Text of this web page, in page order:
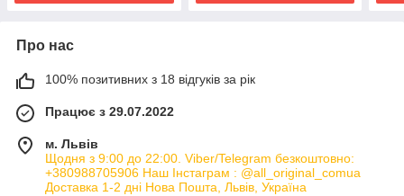
Про нас
100% позитивних з 18 відгуків за рік
Працює з 29.07.2022
м. Львів
Щодня з 9:00 до 22:00. Viber/Telegram безкоштовно:
+380988705906 Наш Інстаграм : @all_original_comua
Доставка 1-2 дні Нова Пошта, Львів, Україна